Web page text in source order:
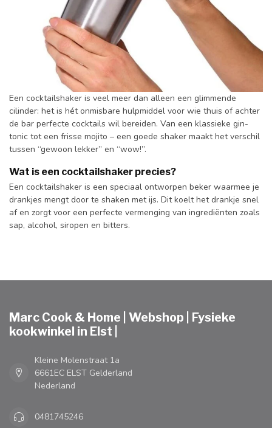
Een cocktailshaker is veel meer dan alleen een glimmende
cilinder: het is hét onmisbare hulpmiddel voor wie thuis of achter
de bar perfecte cocktails wil bereiden. Van een klassieke gin-
tonic tot een frisse mojito – een goede shaker maakt het verschil
tussen “gewoon lekker” en “wow!”.
Wat is een cocktailshaker precies?
Een cocktailshaker is een speciaal ontworpen beker waarmee je
drankjes mengt door te shaken met ijs. Dit koelt het drankje snel
af en zorgt voor een perfecte vermenging van ingrediënten zoals
sap, alcohol, siropen en bitters.
Marc Cook & Home | Webshop | Fysieke
kookwinkel in Elst |
Kleine Molenstraat 1a
6661EC ELST Gelderland
Nederland
0481745246